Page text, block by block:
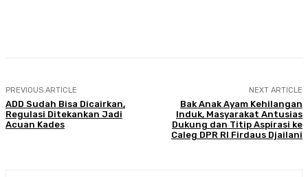
PREVIOUS ARTICLE
ADD Sudah Bisa Dicairkan,
Regulasi Ditekankan Jadi
Acuan Kades
NEXT ARTICLE
Bak Anak Ayam Kehilangan
Induk, Masyarakat Antusias
Dukung dan Titip Aspirasi ke
Caleg DPR RI Firdaus Djailani